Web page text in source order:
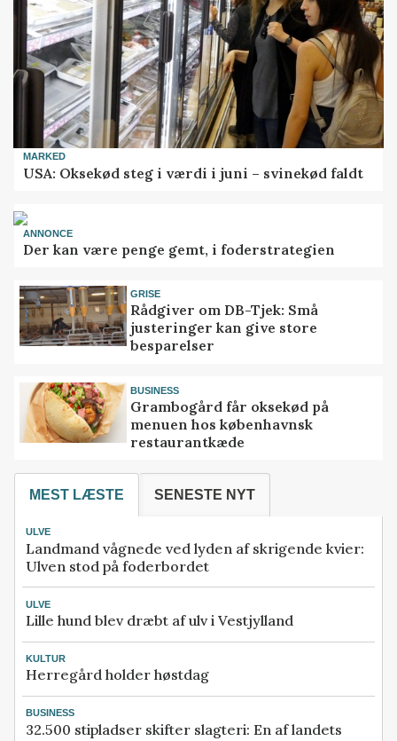
MARKED
USA: Oksekød steg i værdi i juni – svinekød faldt
ANNONCE
Der kan være penge gemt, i foderstrategien
GRISE
Rådgiver om DB-Tjek: Små
justeringer kan give store
besparelser
BUSINESS
Grambogård får oksekød på
menuen hos københavnsk
restaurantkæde
MEST LÆSTE SENESTE NYT
ULVE
Landmand vågnede ved lyden af skrigende kvier:
Ulven stod på foderbordet
ULVE
Lille hund blev dræbt af ulv i Vestjylland
KULTUR
Herregård holder høstdag
BUSINESS
32.500 stipladser skifter slagteri: En af landets